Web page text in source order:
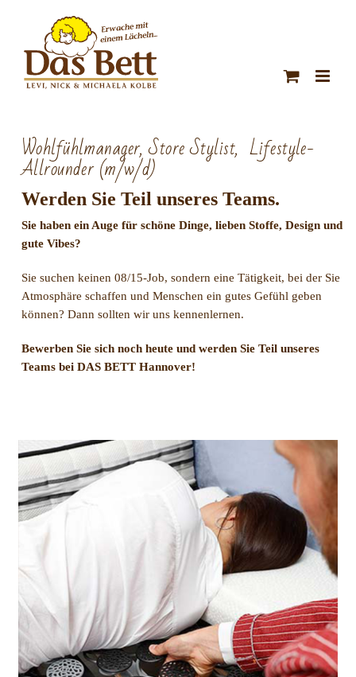
Wohlfühlmanager, Store Stylist, Lifestyle-
Allrounder (m/w/d)
Werden Sie Teil unseres Teams.
Sie haben ein Auge für schöne Dinge, lieben Stoffe, Design und
gute Vibes?
Sie suchen keinen 08/15-Job, sondern eine Tätigkeit, bei der Sie
Atmosphäre schaffen und Menschen ein gutes Gefühl geben
können? Dann sollten wir uns kennenlernen.
Bewerben Sie sich noch heute und werden Sie Teil unseres
Teams bei DAS BETT Hannover!